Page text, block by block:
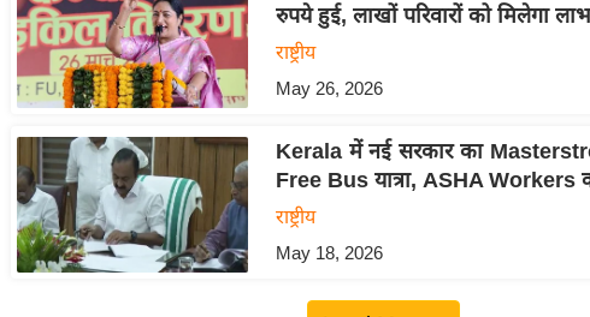
रुपये हुई, लाखों परिवारों को मिलेगा लाभ
राष्ट्रीय
May 26, 2026
Kerala में नई सरकार का
Free Bus यात्रा, ASHA Workers
राष्ट्रीय
May 18, 2026